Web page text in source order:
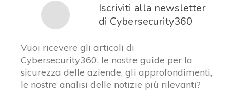
Iscriviti alla newsletter
di Cybersecurity360
Vuoi ricevere gli articoli di
Cybersecurity360, le nostre guide per la
sicurezza delle aziende, gli approfondimenti,
le nostre analisi delle notizie più rilevanti?